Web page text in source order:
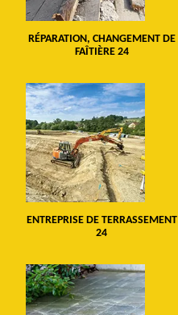
RÉPARATION, CHANGEMENT DE
FAÎTIÈRE 24
ENTREPRISE DE TERRASSEMENT
24